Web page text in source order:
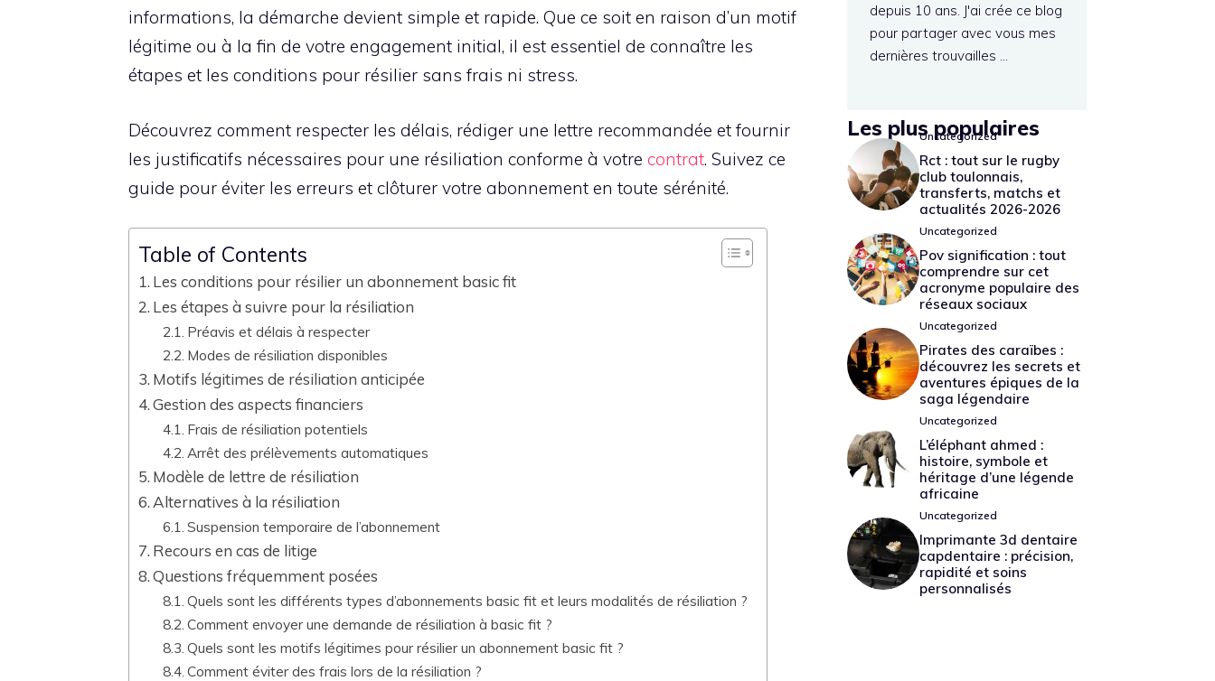
informations, la démarche devient simple et rapide. Que ce soit en raison d’un motif
légitime ou à la fin de votre engagement initial, il est essentiel de connaître les
étapes et les conditions pour résilier sans frais ni stress.
Découvrez comment respecter les délais, rédiger une lettre recommandée et fournir
les justificatifs nécessaires pour une résiliation conforme à votre contrat. Suivez ce
guide pour éviter les erreurs et clôturer votre abonnement en toute sérénité.
Table of Contents
Les conditions pour résilier un abonnement basic fit
Les étapes à suivre pour la résiliation
Préavis et délais à respecter
Modes de résiliation disponibles
Motifs légitimes de résiliation anticipée
Gestion des aspects financiers
Frais de résiliation potentiels
Arrêt des prélèvements automatiques
Modèle de lettre de résiliation
Alternatives à la résiliation
Suspension temporaire de l’abonnement
Recours en cas de litige
Questions fréquemment posées
Quels sont les différents types d’abonnements basic fit et leurs modalités de résiliation ?
Comment envoyer une demande de résiliation à basic fit ?
Quels sont les motifs légitimes pour résilier un abonnement basic fit ?
Comment éviter des frais lors de la résiliation ?
depuis 10 ans. J'ai crée ce blog
pour partager avec vous mes
dernières trouvailles …
Les plus populaires
Uncategorized
Rct : tout sur le rugby
club toulonnais,
transferts, matchs et
actualités 2026-2026
Uncategorized
Pov signification : tout
comprendre sur cet
acronyme populaire des
réseaux sociaux
Uncategorized
Pirates des caraïbes :
découvrez les secrets et
aventures épiques de la
saga légendaire
Uncategorized
L’éléphant ahmed :
histoire, symbole et
héritage d’une légende
africaine
Uncategorized
Imprimante 3d dentaire
capdentaire : précision,
rapidité et soins
personnalisés